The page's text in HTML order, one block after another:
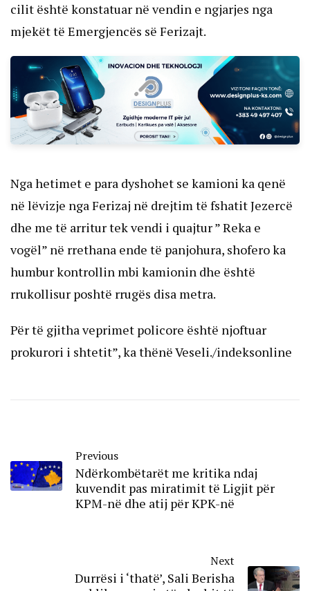
cilit është konstatuar në vendin e ngjarjes nga
mjekët të Emergjencës së Ferizajt.
Nga hetimet e para dyshohet se kamioni ka qenë
në lëvizje nga Ferizaj në drejtim të fshatit Jezercë
dhe me të arritur tek vendi i quajtur ” Reka e
vogël” në rrethana ende të panjohura, shofero ka
humbur kontrollin mbi kamionin dhe është
rrukollisur poshtë rrugës disa metra.
Për të gjitha veprimet policore është njoftuar
prokurori i shtetit”, ka thënë Veseli./indeksonline
Previous
Ndërkombëtarët me kritika ndaj
kuvendit pas miratimit të Ligjit për
KPM-në dhe atij për KPK-në
Next
Durrësi i ‘thatë’, Sali Berisha